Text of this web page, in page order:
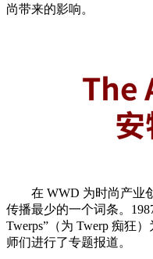
尚带来的影响。
在 WWD 为时尚产业创
传播最少的一个词条。
Twerps”（为 Twerp 痴狂
师们进行了专题报道。